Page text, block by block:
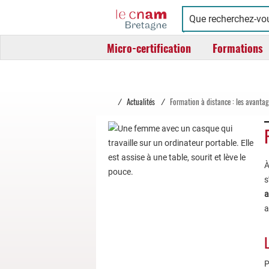
Cnam
Bretagne
Conservatoire
national
des
arts
Micro-certification Formations
/ Actualités / Formation à distance : les